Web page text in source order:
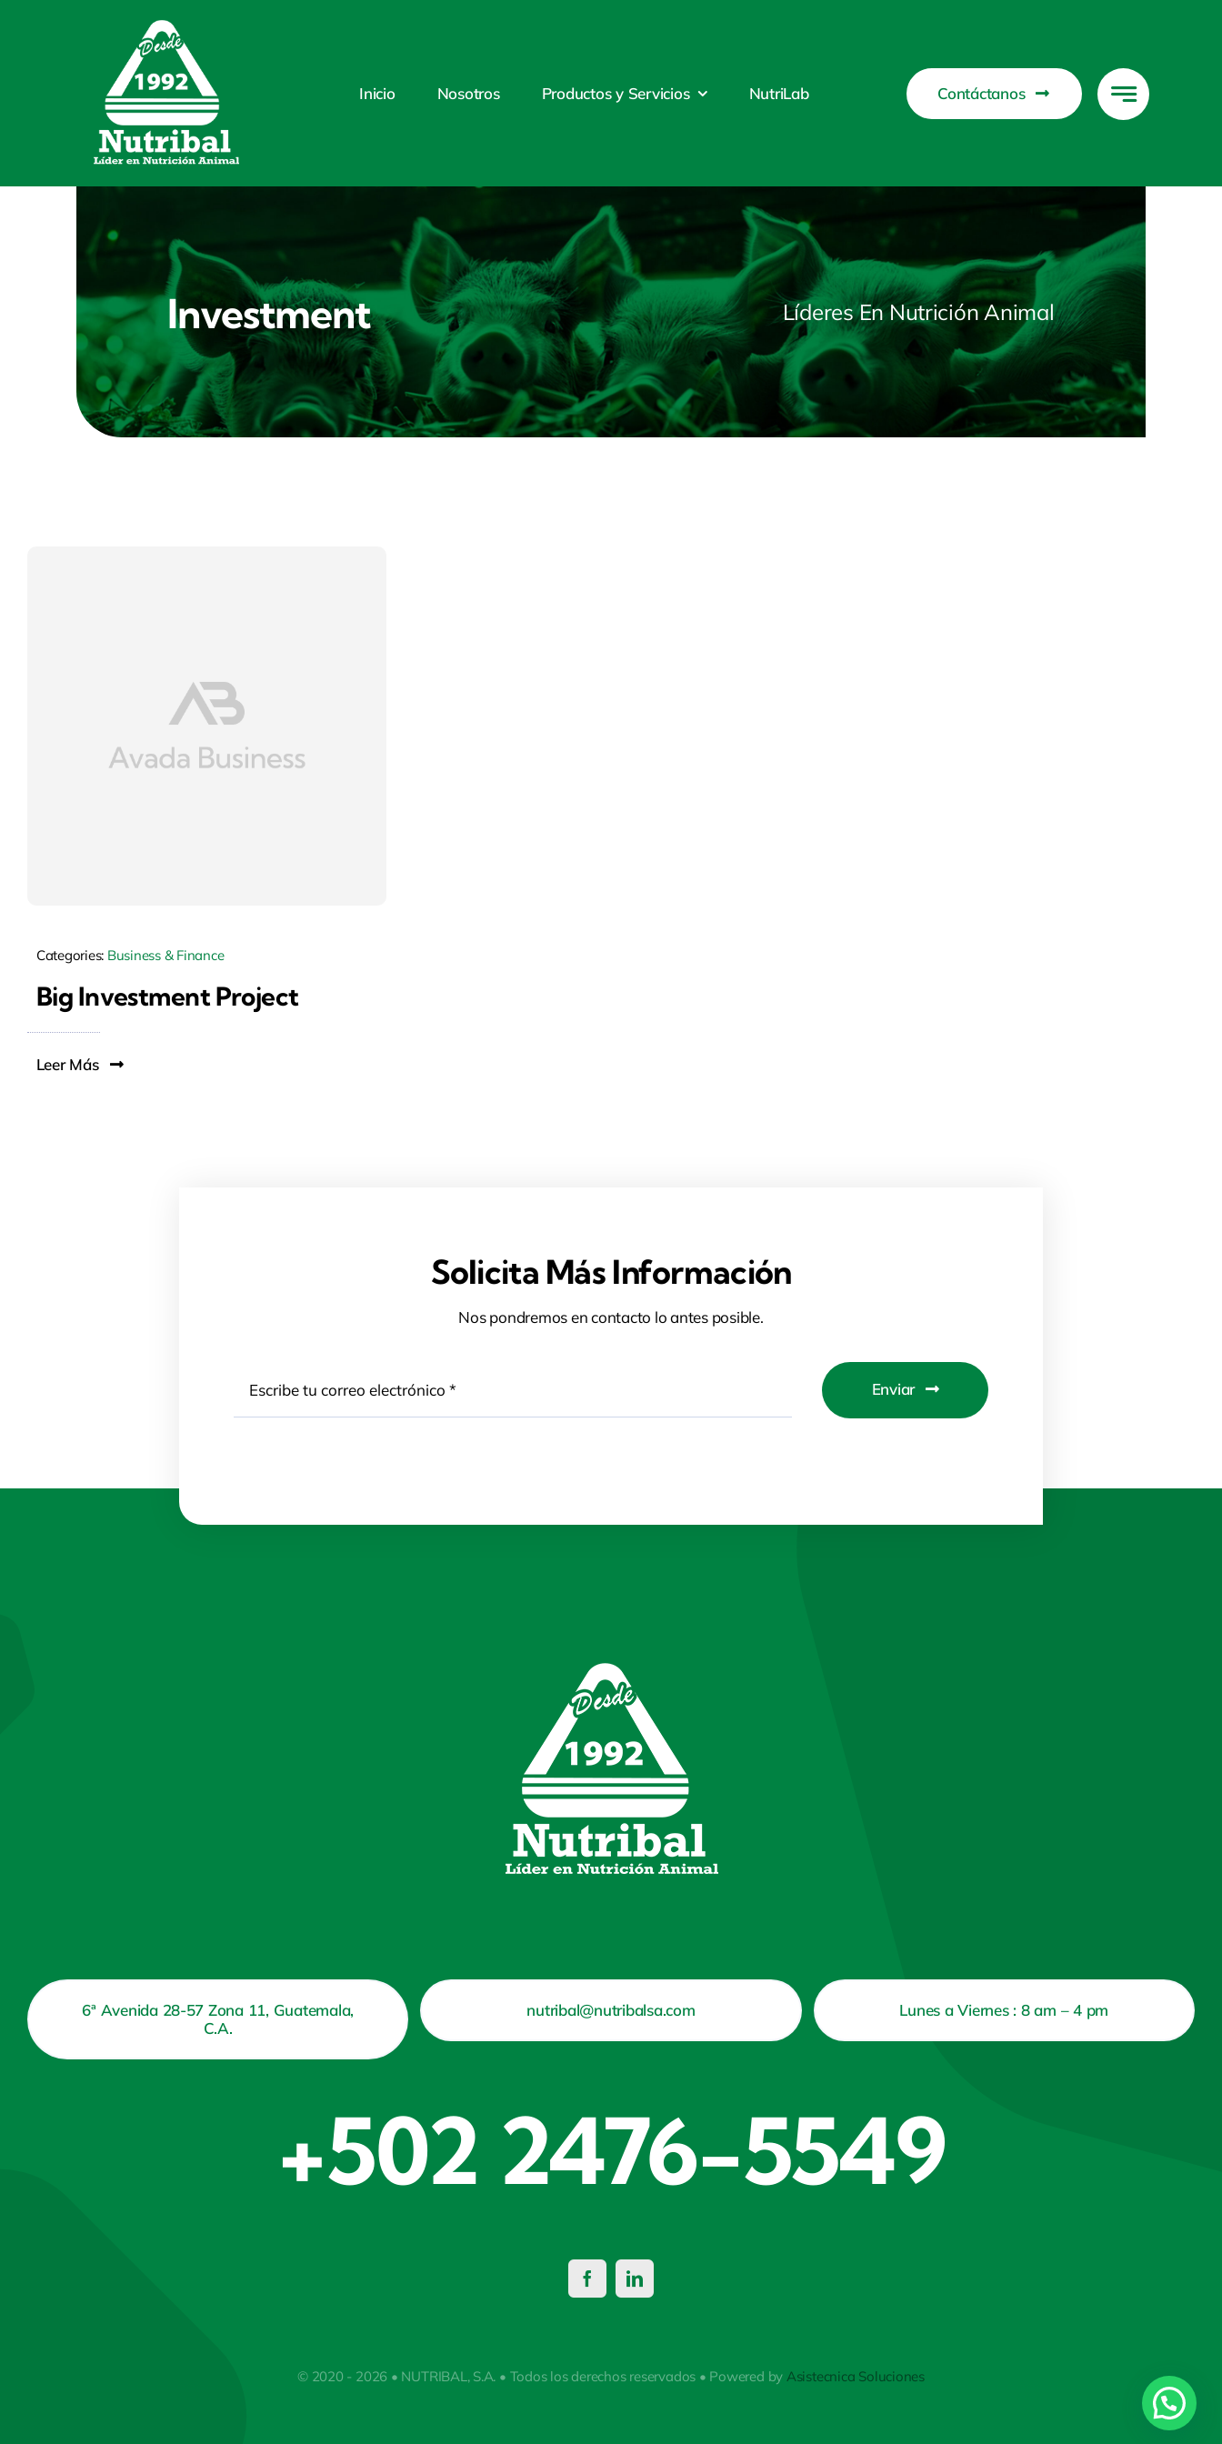
Inicio
Nosotros Productos y Servicios NutriLab Contáctanos
Investment Líderes En Nutrición Animal
Categories: Business & Finance
Big Investment Project
Leer Más
Solicita Más Información
Nos pondremos en contacto lo antes posible.
Enviar
6ª Avenida 28-57 Zona 11, Guatemala,
C.A.
nutribal@nutribalsa.com Lunes a Viernes : 8 am – 4 pm
+502 2476-5549
© 2020 - 2026 • NUTRIBAL, S.A. • Todos los derechos reservados • Powered by Asistecnica Soluciones